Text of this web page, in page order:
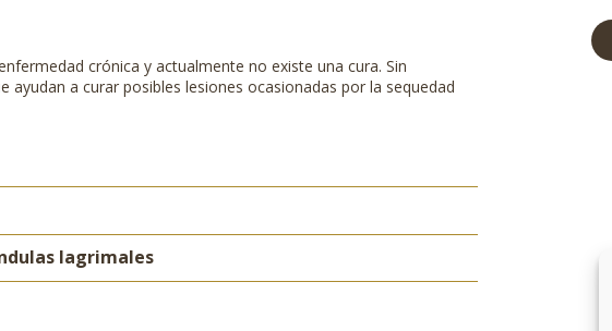
crónica y actualmente no existe una cura. Sin
a curar posibles lesiones ocasionadas por la sequedad
lagrimales